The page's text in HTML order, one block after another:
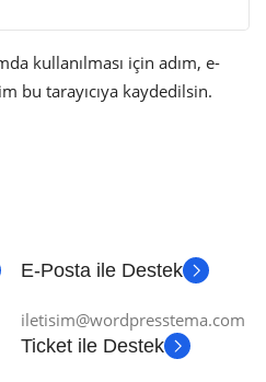
kullanılması için adım, e-
bu tarayıcıya kaydedilsin.
E-Posta ile Destek
iletisim@wordpresstema.com
Ticket ile Destek